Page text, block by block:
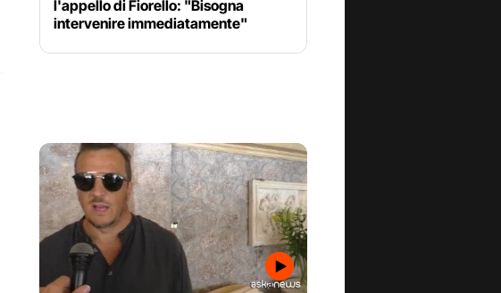
l'appello di Fiorello: "Bisogna
intervenire immediatamente"